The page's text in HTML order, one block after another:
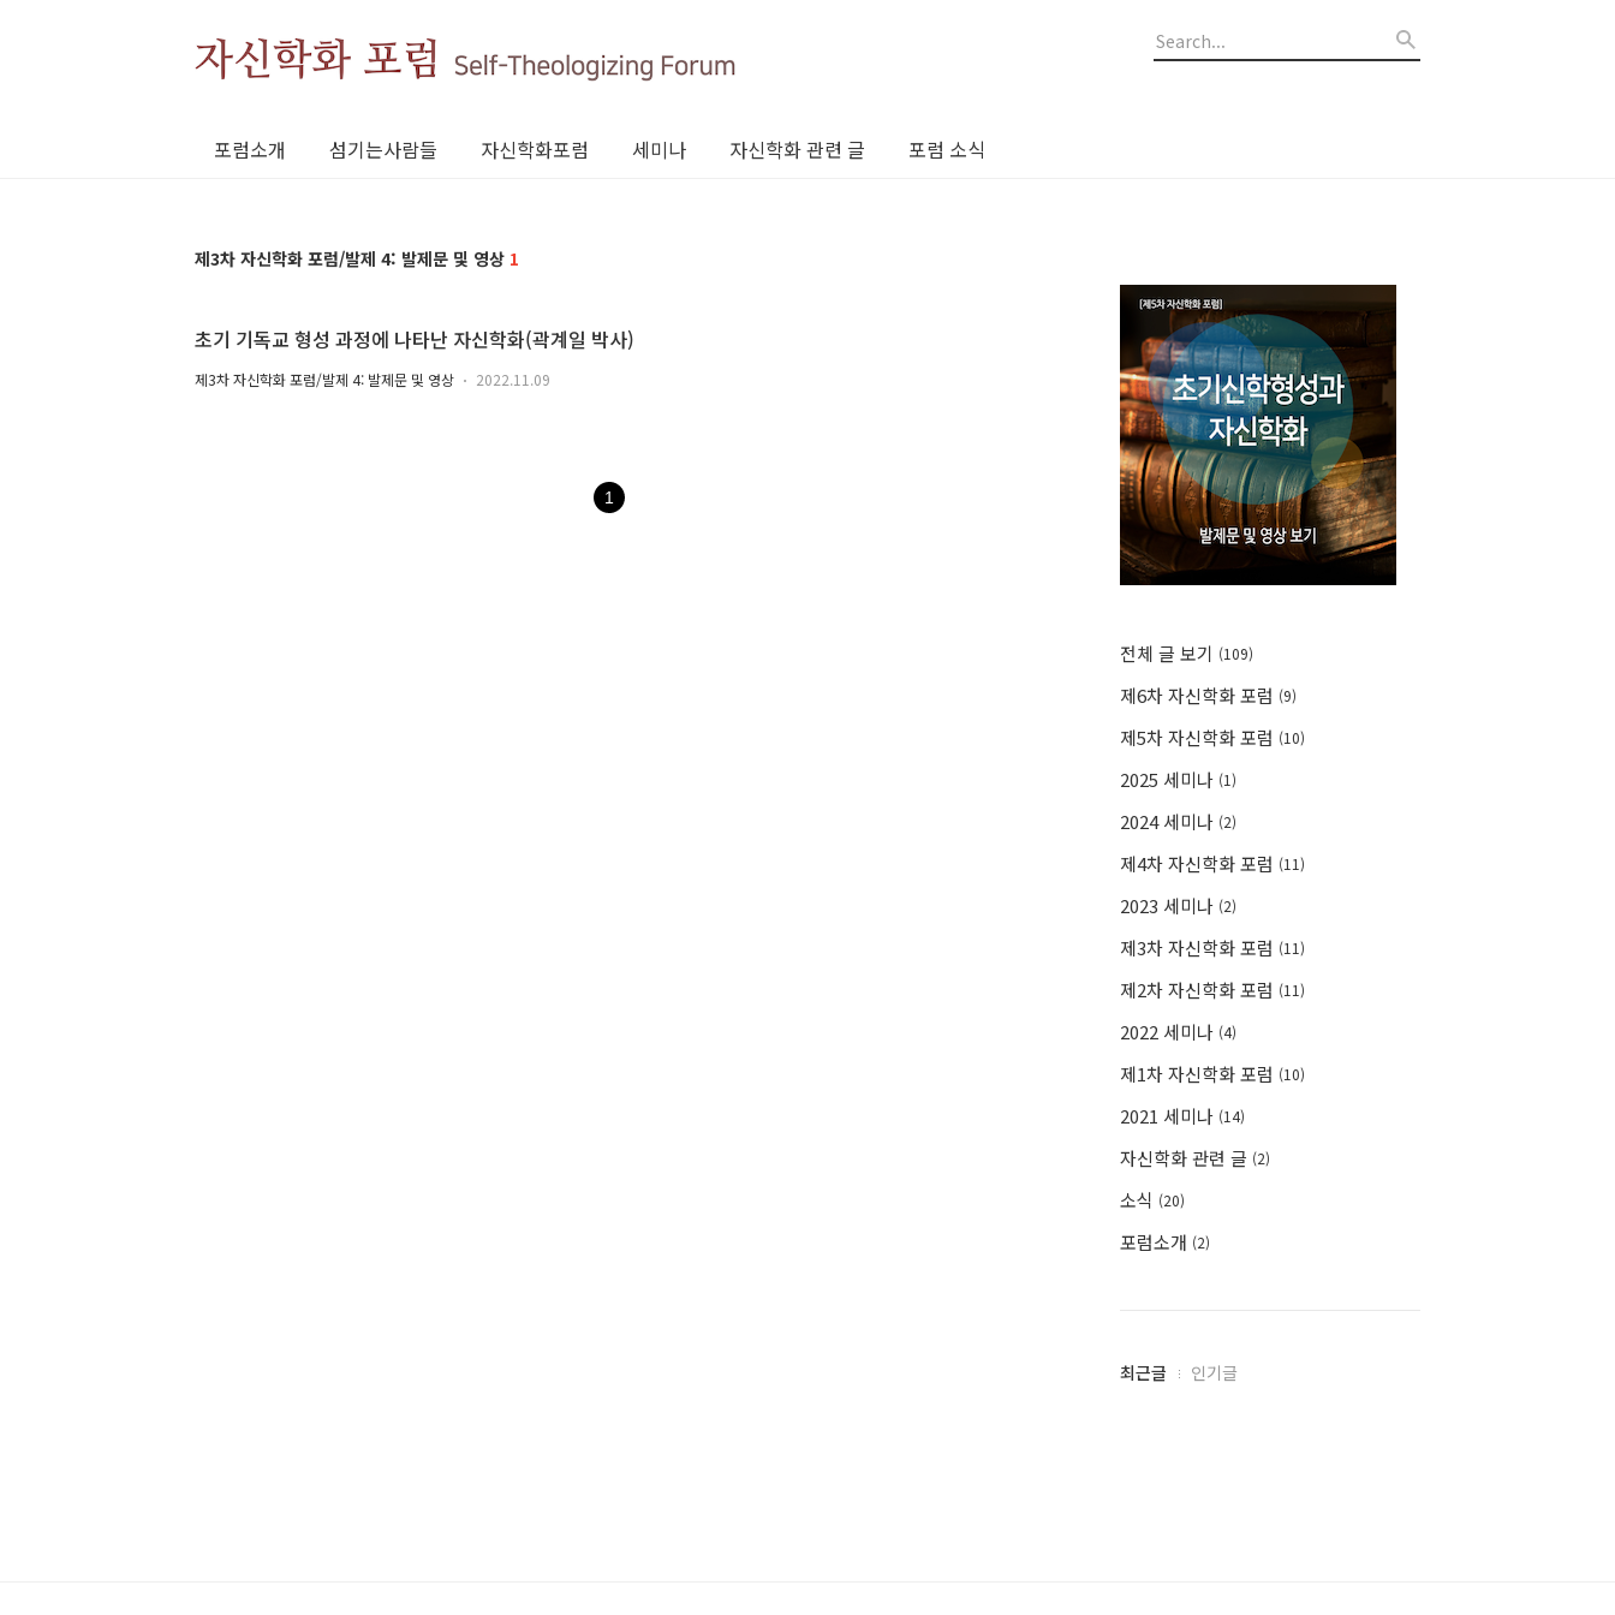
포럼소개 섬기는사람들 자신학화포럼 세미나 자신학화 관련 글 포럼 소식
제3차 자신학화 포럼/발제 4: 발제문 및 영상 1
초기 기독교 형성 과정에 나타난 자신학화(곽계일 박사)
제3차 자신학화 포럼/발제 4: 발제문 및 영상 2022.11.09
1
전체 글 보기 (109)
제6차 자신학화 포럼 (9)
제5차 자신학화 포럼 (10)
2025 세미나 (1)
2024 세미나 (2)
제4차 자신학화 포럼 (11)
2023 세미나 (2)
제3차 자신학화 포럼 (11)
제2차 자신학화 포럼 (11)
2022 세미나 (4)
제1차 자신학화 포럼 (10)
2021 세미나 (14)
자신학화 관련 글 (2)
소식 (20)
포럼소개 (2)
최
최근글 인기글